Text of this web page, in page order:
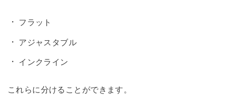
フラット
アジャスタブル
インクライン
これらに分けることができます。